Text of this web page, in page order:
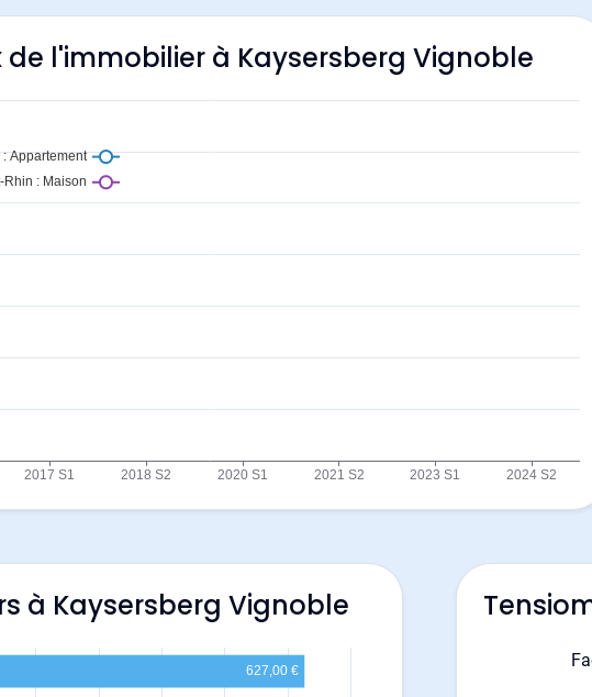
de l'immobilier à Kaysersberg Vignoble
à Kaysersberg Vignoble